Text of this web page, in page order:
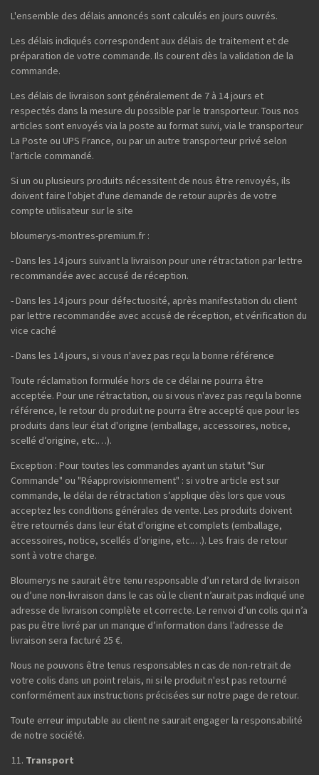
L'ensemble des délais annoncés sont calculés en jours ouvrés.
Les délais indiqués correspondent aux délais de traitement et de
préparation de votre commande. Ils courent dès la validation de la
commande.
Les délais de livraison sont généralement de 7 à 14 jours et
respectés dans la mesure du possible par le transporteur. Tous nos
articles sont envoyés via la poste au format suivi, via le transporteur
La Poste ou UPS France, ou par un autre transporteur privé selon
l'article commandé.
Si un ou plusieurs produits nécessitent de nous être renvoyés, ils
doivent faire l'objet d'une demande de retour auprès de votre
compte utilisateur sur le site
bloumerys-montres-premium.fr :
- Dans les 14 jours suivant la livraison pour une rétractation par lettre
recommandée avec accusé de réception.
- Dans les 14 jours pour défectuosité, après manifestation du client
par lettre recommandée avec accusé de réception, et vérification du
vice caché
- Dans les 14 jours, si vous n'avez pas reçu la bonne référence
Toute réclamation formulée hors de ce délai ne pourra être
acceptée. Pour une rétractation, ou si vous n'avez pas reçu la bonne
référence, le retour du produit ne pourra être accepté que pour les
produits dans leur état d'origine (emballage, accessoires, notice,
scellé d’origine, etc.…).
Exception : Pour toutes les commandes ayant un statut "Sur
Commande" ou "Réapprovisionnement" : si votre article est sur
commande, le délai de rétractation s’applique dès lors que vous
acceptez les conditions générales de vente. Les produits doivent
être retournés dans leur état d'origine et complets (emballage,
accessoires, notice, scellés d’origine, etc.…). Les frais de retour
sont à votre charge.
Bloumerys ne saurait être tenu responsable d’un retard de livraison
ou d’une non-livraison dans le cas où le client n’aurait pas indiqué une
adresse de livraison complète et correcte. Le renvoi d’un colis qui n’a
pas pu être livré par un manque d’information dans l’adresse de
livraison sera facturé 25 €.
Nous ne pouvons être tenus responsables n cas de non-retrait de
votre colis dans un point relais, ni si le produit n'est pas retourné
conformément aux instructions précisées sur notre page de retour.
Toute erreur imputable au client ne saurait engager la responsabilité
de notre société.
Transport